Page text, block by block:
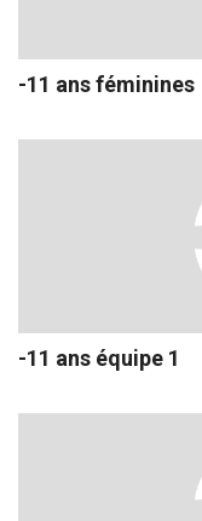
-11 ans féminines
-11 ans équipe 1